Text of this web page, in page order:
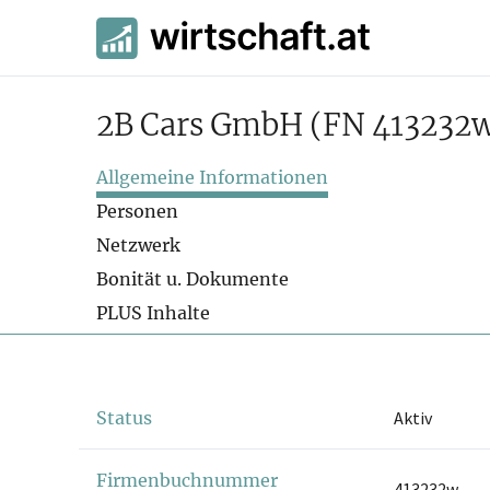
2B Cars GmbH (FN
Allgemeine Informationen
Personen
Netzwerk
Bonität u. Dokumente
PLUS Inhalte
Status Aktiv
Firmenbuchnummer